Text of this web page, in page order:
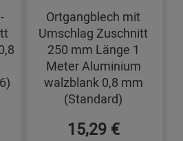
Ortgangblech mit
Umschlag Zuschnitt
250 mm Länge 1
Meter Aluminium
walzblank 0,8 mm
(Standard)
15,29 €